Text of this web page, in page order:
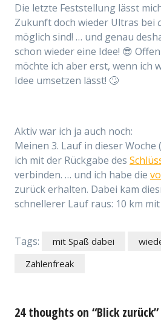
Die letzte Feststellung lässt
Zukunft doch wieder Ultras bei
möglich sind! … und genau
schon wieder eine Idee! 😎
möchte ich aber erst, wenn ich
Idee umsetzen lässt! 🙄
Aktiv war ich ja auch noch:
Meinen 3. Lauf in dieser Woche
ich mit der Rückgabe des
verbinden. … und ich habe die
zurück erhalten. Dabei kam
schnellerer Lauf raus: 10 km
Tags: mit Spaß dabei
Zahlenfreak
24 thoughts on “Blick zurück”